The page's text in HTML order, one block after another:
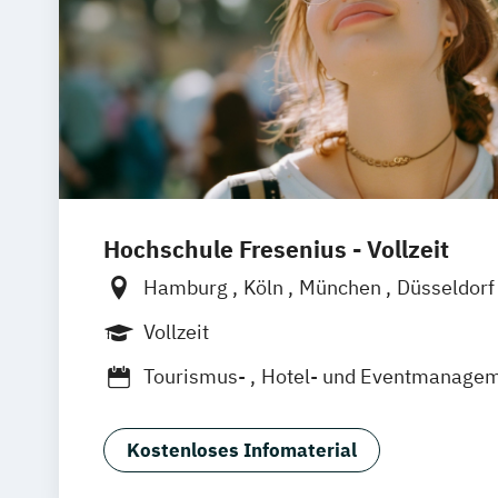
Hochschule Fresenius - Vollzeit
Hamburg Köln München Düsseldorf
Frankfurt am Main
Vollzeit
Tourismus-
Hotel- und
Kostenloses Infomaterial